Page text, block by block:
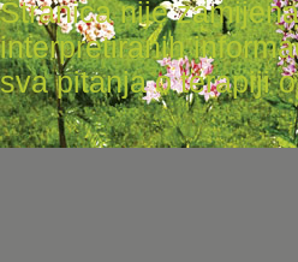
Stranica nije
interpretiranih
sva pitanja o terapiji